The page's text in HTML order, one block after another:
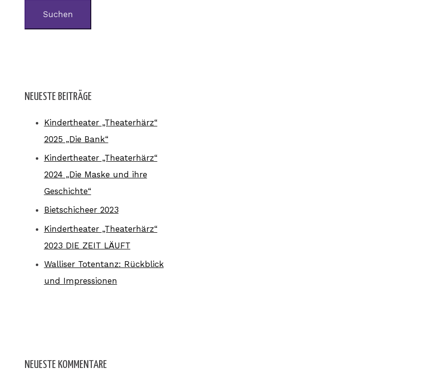
NEUESTE BEITRÄGE
Kindertheater „Theaterhärz“
2025 „Die Bank“
Kindertheater „Theaterhärz“
2024 „Die Maske und ihre
Geschichte“
Bietschicheer 2023
Kindertheater „Theaterhärz“
2023 DIE ZEIT LÄUFT
Walliser Totentanz: Rückblick
und Impressionen
NEUESTE KOMMENTARE